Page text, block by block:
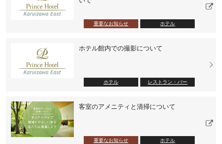
重要なお知らせ ホテル
ホテル館内での撮影について
ホテル レストラン・バー
客室のアメニティと清掃について
重要なお知らせ ホテル